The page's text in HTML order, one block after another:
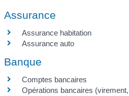
Assurance
Assurance habitation
Assurance auto
Banque
Comptes bancaires
Opérations bancaires